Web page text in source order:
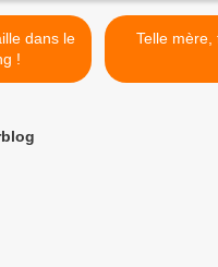
!